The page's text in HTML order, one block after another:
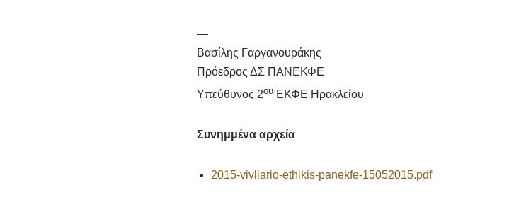
—
Βασίλης Γαργανουράκης
Πρόεδρος ΔΣ ΠΑΝΕΚΦΕ
Υπεύθυνος 2ουΕΚΦΕ Ηρακλείου
Συνημμένα αρχεία
2015-vivliario-ethikis-panekfe-15052015.pdf